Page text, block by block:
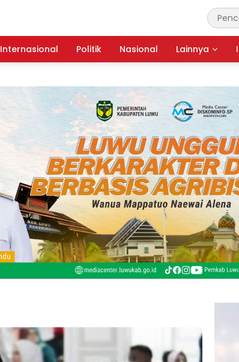
Internasional Politik Nasional Lainnya